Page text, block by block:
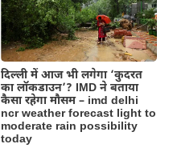
दिल्‍ली में आज भी लगेगा ‘कुदरत
का लॉकडाउन’? IMD ने बताया
कैसा रहेगा मौसम – imd delhi
ncr weather forecast light to
moderate rain possibility
today